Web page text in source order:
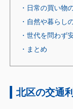
・日常の買い物
・自然や暮らし
・世代を問わず
・まとめ
北区の交通